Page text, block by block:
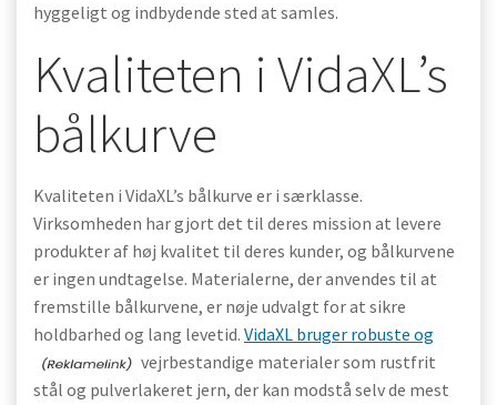
hyggeligt og indbydende sted at samles.
Kvaliteten i VidaXL’s
bålkurve
Kvaliteten i VidaXL’s bålkurve er i særklasse.
Virksomheden har gjort det til deres mission at levere
produkter af høj kvalitet til deres kunder, og bålkurvene
er ingen undtagelse. Materialerne, der anvendes til at
fremstille bålkurvene, er nøje udvalgt for at sikre
holdbarhed og lang levetid. VidaXL bruger robuste og
vejrbestandige materialer som rustfrit
stål og pulverlakeret jern, der kan modstå selv de mest